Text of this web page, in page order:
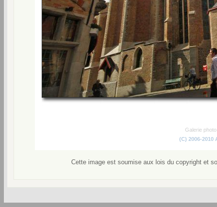
Galerie
(C) 2006-2010
Cette image est soumise aux lois du copyright et